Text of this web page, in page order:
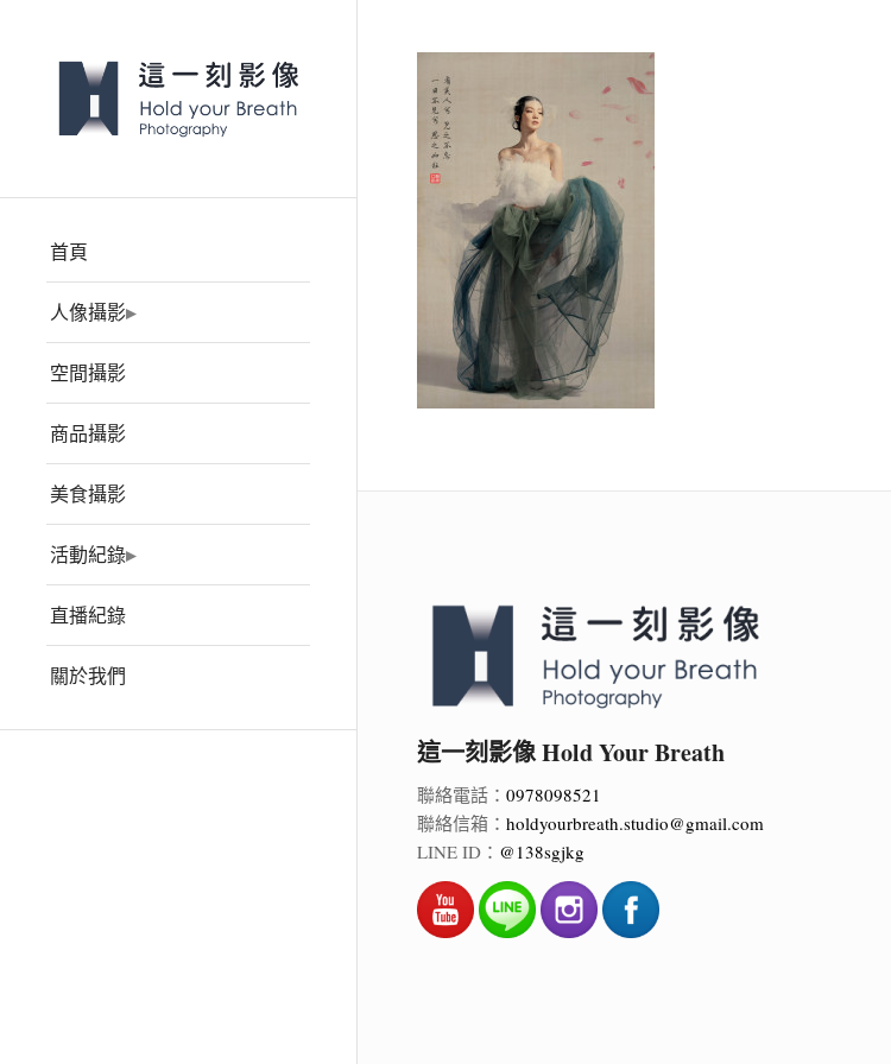
首頁
人像攝影
空間攝影
商品攝影
美食攝影
活動紀錄
直播紀錄
關於我們
這一刻影像 Hold Your Breath
聯絡電話： 0978098521
聯絡信箱： holdyourbreath.studio@gmail.com
LINE ID： @138sgjkg